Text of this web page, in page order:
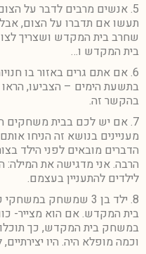
5. אנשים מרבים לדבר על
תעשו אם תדברו על הצום, אבל
שחרב בית המקדש ושצריך
בית המקדש ו…
6. אם אתם גרים באזור בו
בתשעת הימים – הצביעו, הראו
בהקשר זה.
7. אם יש לכם בבית משחקים
מעניינים בנושא זה הניחו
הדברים מובאים לפני הילד
הרבה. אני מדגישה את המילה:
לילדים להתעניין בעצמם.
8. ילד בן 3 שמשחק
בית המקדש. אם הוא מצייר-
במשחק בית המקדש, כך
וכמה מופלא היה. היו